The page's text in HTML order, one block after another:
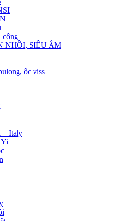
công
NHỒI, SIÊU ÂM
ốc viss
– Italy
Yi